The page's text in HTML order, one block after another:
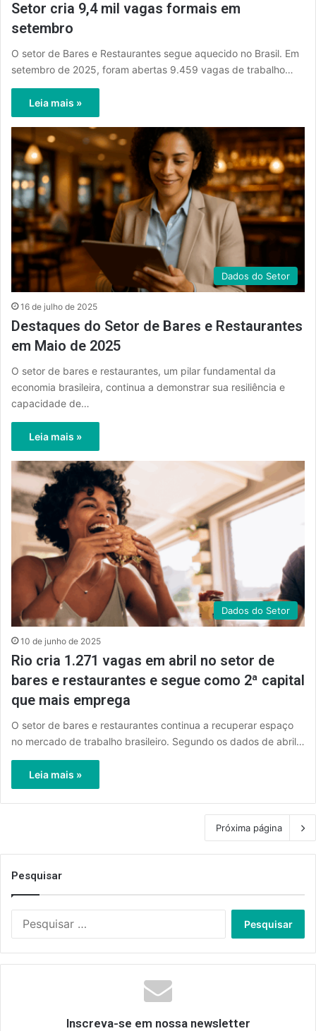
Setor cria 9,4 mil vagas formais em
setembro
O setor de Bares e Restaurantes segue aquecido no Brasil. Em
setembro de 2025, foram abertas 9.459 vagas de trabalho…
Leia mais »
Dados do Setor
16 de julho de 2025
Destaques do Setor de Bares e Restaurantes
em Maio de 2025
O setor de bares e restaurantes, um pilar fundamental da
economia brasileira, continua a demonstrar sua resiliência e
capacidade de…
Leia mais »
Dados do Setor
10 de junho de 2025
Rio cria 1.271 vagas em abril no setor de
bares e restaurantes e segue como 2ª capital
que mais emprega
O setor de bares e restaurantes continua a recuperar espaço
no mercado de trabalho brasileiro. Segundo os dados de abril…
Leia mais »
Próxima página
Pesquisar
Inscreva-se em nossa newsletter